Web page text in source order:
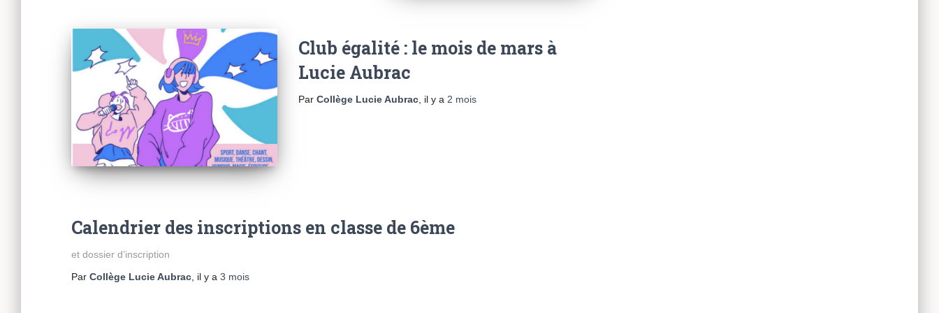
Club égalité : le mois de mars à
Lucie Aubrac
Par Collège Lucie Aubrac , il y a 2 mois
Calendrier des inscriptions en classe de 6ème
et dossier d’inscription
Par Collège Lucie Aubrac , il y a 3 mois